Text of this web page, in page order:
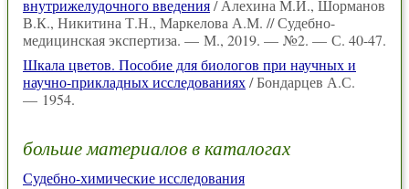
внутрижелудочного введения/ Алехина М.И., Шорманов
В.К., Никитина Т.Н., Маркелова А.М. // Судебно-
медицинская экспертиза. — М., 2019. — №2. — С. 40-47.
Шкала цветов. Пособие для биологов при научных и
научно-прикладных исследованиях/ Бондарцев А.С.
— 1954.
больше материалов в каталогах
Судебно-химические исследования